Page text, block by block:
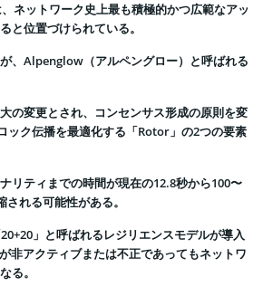
ネットワーク史上最も積極的かつ広範なアッ
と位置づけられている。
、Alpenglow（アルペングロー）と呼ばれる
の変更とされ、コンセンサス形成の原則を変
ック伝播を最適化する「Rotor」の2つの要素
リティまでの時間が現在の12.8秒から100〜
れる可能性がある。
」と呼ばれるレジリエンスモデルが導入
非アクティブまたは不正であってもネットワ
る。